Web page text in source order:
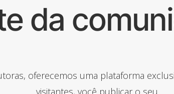
da
oferecemos uma plataforma
visitantes, você publicar o seu.